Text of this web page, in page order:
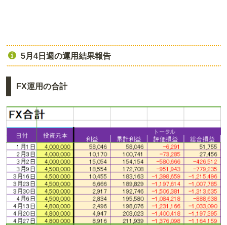
5月4日週の運用結果報告
FX運用の合計